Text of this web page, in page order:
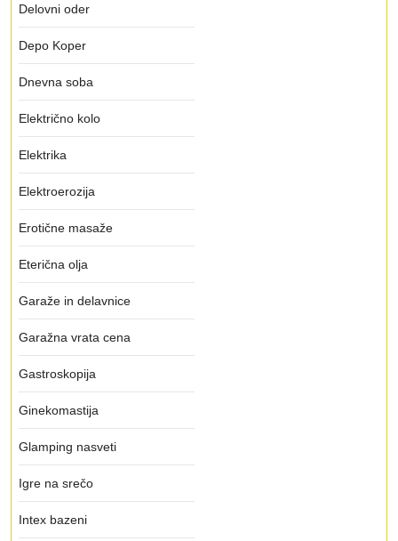
Delovni oder
Depo Koper
Dnevna soba
Električno kolo
Elektrika
Elektroerozija
Erotične masaže
Eterična olja
Garaže in delavnice
Garažna vrata cena
Gastroskopija
Ginekomastija
Glamping nasveti
Igre na srečo
Intex bazeni